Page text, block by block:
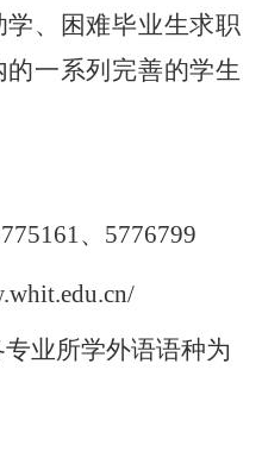
、困难毕业生求职
一系列完善的学生
、 5776799
业所学外语语种为